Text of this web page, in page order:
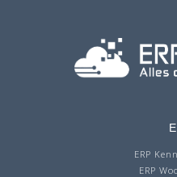
ERP
ERP